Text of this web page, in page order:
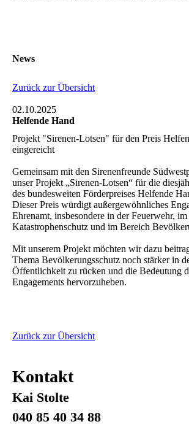
News
Zurück zur Übersicht
02.10.2025
Helfende Hand
Projekt "Sirenen-Lotsen" für den Preis
eingereicht
Gemeinsam mit den Sirenenfreunde
unser Projekt „Sirenen-Lotsen“ für die
des bundesweiten Förderpreises Helfende
Dieser Preis würdigt außergewöhnliches
Ehrenamt, insbesondere in der Feuerwehr, im
Katastrophenschutz und im Bereich
Mit unserem Projekt möchten wir dazu
Thema Bevölkerungsschutz noch stärker in
Öffentlichkeit zu rücken und die Bedeutung
Engagements hervorzuheben.
Zurück zur Übersicht
Kontakt
Kai Stolte
040 85 40 34 88